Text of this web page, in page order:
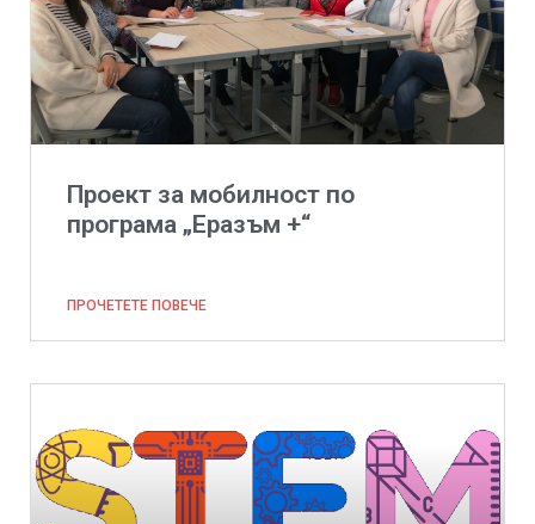
Проект за мобилност по
програма „Еразъм +“
ПРОЧЕТЕТЕ ПОВЕЧЕ